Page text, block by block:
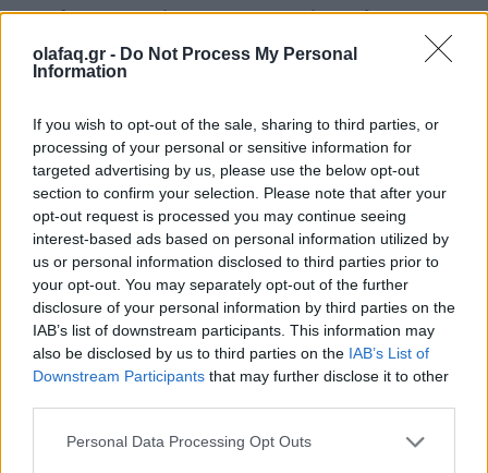
olafaq.gr - Do Not Process My Personal
Information
If you wish to opt-out of the sale, sharing to third parties, or
processing of your personal or sensitive information for
targeted advertising by us, please use the below opt-out
section to confirm your selection. Please note that after your
opt-out request is processed you may continue seeing
interest-based ads based on personal information utilized by
us or personal information disclosed to third parties prior to
your opt-out. You may separately opt-out of the further
disclosure of your personal information by third parties on the
IAB’s list of downstream participants. This information may
also be disclosed by us to third parties on the IAB’s List of
Downstream Participants that may further disclose it to other
Personal Data Processing Opt Outs
συμβεί και επιτέλους έρχεται με όλα τα δώρα της
για να εξαφανιστεί κι αυτήν.
– Ο αγαπημένος σου αστικός μύθος για την
Αθήνα;
Ότι η πλατεία Μαβίλη είναι το πιο δροσερό μέρος
το καλοκαίρι επειδή κατεβαίνει δροσιά από την
Κηφισίας και φτάνει και στην Βασιλίσσης Σοφίας.
Δεν ξέρω αν είναι διαδεδομένος αυτός ο μύθος αλλά
μου τον έχουν πει πολλοί ταξιτζήδες. Δεν ισχύει, η